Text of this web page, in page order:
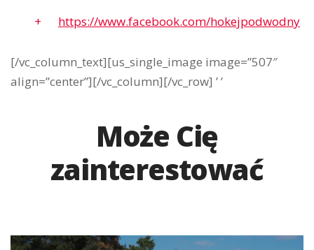
https://www.facebook.com/hokejpodwodny
[/vc_column_text][us_single_image image=”507″
align=”center”][/vc_column][/vc_row] ’ ’
Może Cię
zainterestować